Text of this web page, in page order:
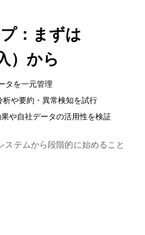
：まずは
）から
タを一元管理
や要約・異常検知を試行
や自社データの活用性を検証
ステムから段階的に始めること